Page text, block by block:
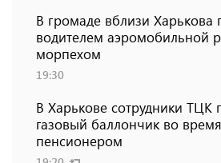
В громаде вблизи
водителем аэромобильной
морпехом
19:30
В Харькове сотрудники ТЦК
газовый баллончик во
пенсионером